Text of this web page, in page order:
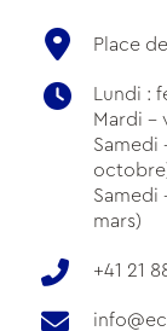
Place
Lundi :
Mardi -
Samedi
Samedi
mars)
+41 21